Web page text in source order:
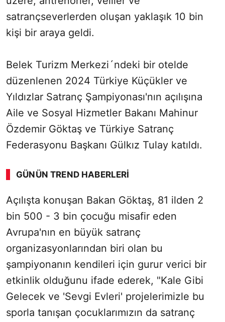
satrançseverlerden oluşan yaklaşık 10 bin
kişi bir araya geldi.
Belek Turizm Merkezi´ndeki bir otelde
düzenlenen 2024 Türkiye Küçükler ve
Yıldızlar Satranç Şampiyonası'nın açılışına
Aile ve Sosyal Hizmetler Bakanı Mahinur
Özdemir Göktaş ve Türkiye Satranç
Federasyonu Başkanı Gülkız Tulay katıldı.
GÜNÜN TREND HABERLERI
Açılışta konuşan Bakan Göktaş, 81 ilden 2
bin 500 - 3 bin çocuğu misafir eden
Avrupa'nın en büyük satranç
organizasyonlarından biri olan bu
şampiyonanın kendileri için gurur verici bir
etkinlik olduğunu ifade ederek, "Kale Gibi
Gelecek ve 'Sevgi Evleri' projelerimizle bu
sporla tanışan çocuklarımızın da satranç